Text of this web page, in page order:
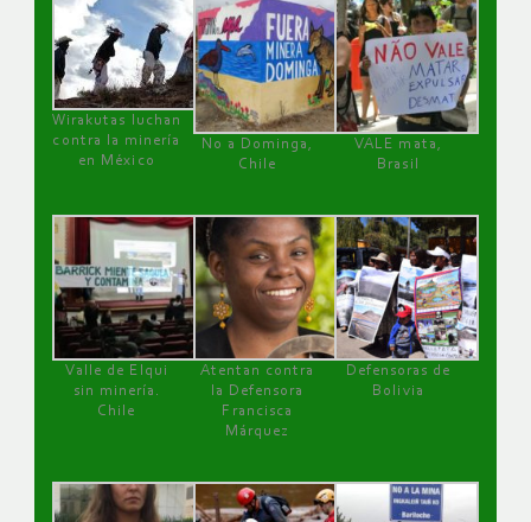
Wirakutas luchan
contra la minería
en México
No a Dominga,
Chile
VALE mata,
Brasil
Valle de Elqui
sin minería.
Chile
Atentan contra
la Defensora
Francisca
Márquez
Defensoras de
Bolivia